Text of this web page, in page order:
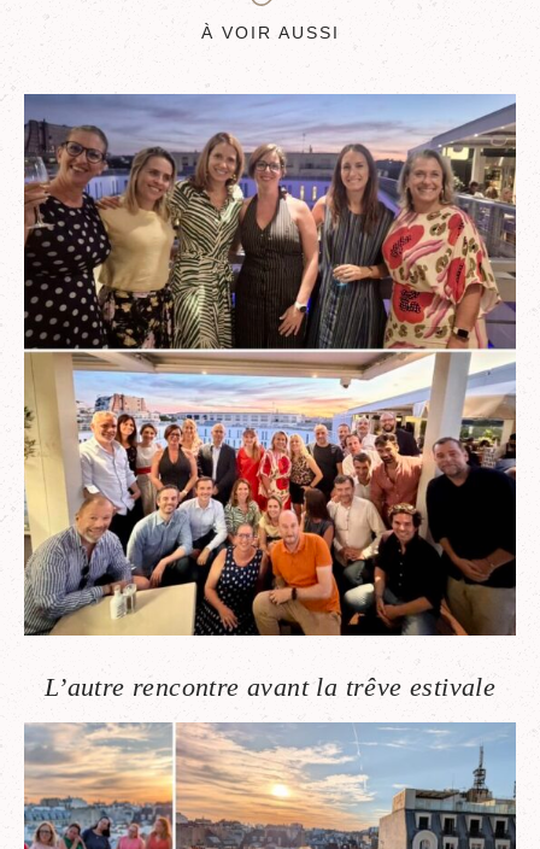
À VOIR AUSSI
L’autre rencontre avant la trêve estivale